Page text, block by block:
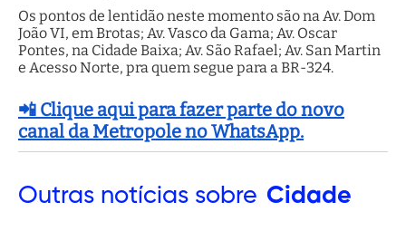
Os pontos de lentidão neste momento são na Av. Dom
João VI, em Brotas; Av. Vasco da Gama; Av. Oscar
Pontes, na Cidade Baixa; Av. São Rafael; Av. San Martin
e Acesso Norte, pra quem segue para a BR-324.
📲 Clique aqui para fazer parte do novo
canal da Metropole no WhatsApp.
Outras notícias sobre Cidade